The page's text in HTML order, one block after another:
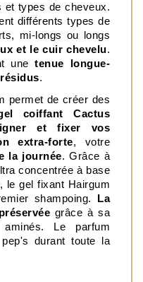
et types de cheveux.
différents types de
mi-longs ou longs
et le cuir chevelu.
une tenue longue-
.
permet de créer des
coiffant Cactus
et fixer vos
extra-forte, votre
la journée. Grâce à
concentrée à base
shampoing. La
grâce à sa
Le parfum
durant toute la